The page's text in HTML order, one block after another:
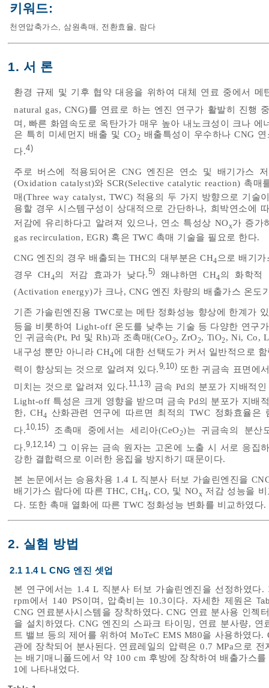
키워드:
천연압축가스 삼원촉매 전환효율 람다
1. 서 론
환경 규제 및 기후 협약 대응을 위하여 대체 연료 중에서 메
natural gas, CNG)를 연료로 하는 엔진 연구가 활발히 진행
며, 빠른 화염속도로 옥탄가가 매우 높아 내노크성이 크나
은 특히 미세먼지 배출 및 CO2 배출특성이 우수하나 CNG
다.4)
주로 버스에 적용되어온 CNG 엔진은 연소 및 배기가스
(Oxidation catalyst)와 SCR(Selective catalytic reaction) 촉
매(Three way catalyst, TWC) 적용의 두 가지 방향으로 기술
용할 경우 시스템구성이 상대적으로 간단하나, 희박연소에
저감에 유리하다고 알려져 있으나, 연소 특성상 NOx가 증가
gas recirculation, EGR) 혹은 TWC 촉매 기술을 필요로 한다.
CNG 엔진의 경우 배출되는 THC의 대부분은 CH4 으로 배기
경우 CH4의 저감 효과가 낮다.5) 왜냐하면 CH4의 화학적
(Activation energy)가 크나, CNG 엔진 차량의 배출가스 온도
기존 가솔린엔진용 TWC로는 메탄 정화성능 향상에 한계가
등을 비롯하여 Light-off 온도를 낮추는 기술 등 다양한 연구
인 귀금속(Pt, Pd 및 Rh)과 조촉매(CeO2, ZrO2, TiO2, Ni, Co,
내구성 뿐만 아니라 CH4에 대한 선택도가 커서 일반적으로
력이 향상되는 것으로 알려져 있다.9, 10) 또한 귀금속 표면에
미치는 것으로 알려져 있다. 11,13) 금속 Pd의 분포가 지배적
Light-off 특성은 크게 영향을 받으며 금속 Pd의 분포가 지배
한, CH4 산화관련 연구에 따르면 최적의 TWC 정화효율
다.10, 15) 조촉매 중에서는 세리아(CeO2)는 귀금속의 분산
다.9 12 14) 그 이유는 금속 원자는 고온에 노출 시 서로 응집
강한 결합력으로 이러한 응집을 방지하기 때문이다.
본 논문에서는 승용차용 1.4 L 직분사 터보 가솔린엔진을
배기가스 람다에 따른 THC, CH4, CO, 및 NOx 저감 성능을
다. 또한 촉매 열화에 따른 TWC 정화성능 변화를 비교하였다.
2. 실험 방법
2.1 1.4 L CNG 엔진 셋업
본 연구에서는 1.4 L 직분사 터보 가솔린엔진을 선정하였
rpm에서 140 PS이며, 압축비는 10.3이다. 자세한 제원은
CNG 연료분사시스템을 장착하였다. CNG 연료 분사용 인젝
을 설치하였다. CNG 엔진의 스파크 타이밍, 연료 분사량,
트 밸브 등의 제어를 위하여 MoTeC EMS M80을 사용하였
관에 장착되어 분사된다. 연료레일의 압력은 0.7 MPa으로
는 배기매니폴드에서 약 100 cm 후방에 장착하여 배출가스
1에 나타내었다.